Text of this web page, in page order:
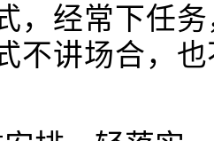
，经常下任
不讲场合，